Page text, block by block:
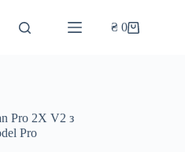
Кошик
₴ 0
Pro 2X V2 з
Pro